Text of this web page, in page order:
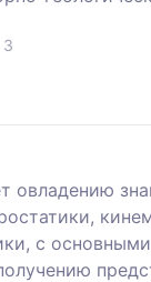
3
овладению
с